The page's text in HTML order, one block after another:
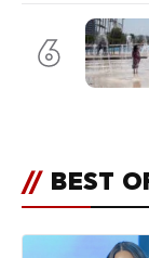
6
// BEST